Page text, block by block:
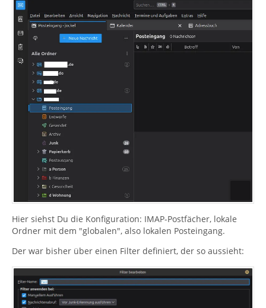
Hier siehst Du die Konfiguration: IMAP-Postfächer, lokale
Ordner mit dem "globalen", also lokalen Posteingang.
Der war bisher über einen Filter definiert, der so aussieht: